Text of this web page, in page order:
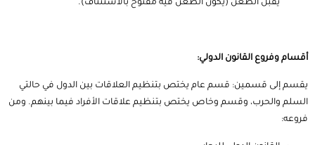
يقبل الطعن (يكون الطعن فيه مفتوح بالاستئناف).
أقسام وفروع القانون الدولي:
يقسم إلى قسمين: قسم عام يختص بتنظيم العلاقات بين الدول في حالتي
السلم والحرب، وقسم وخاص يختص بتنظيم علاقات الأفراد فيما بينهم. ومن
فروعه: